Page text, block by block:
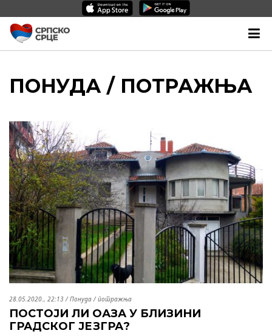
ПОНУДА / ПОТРАЖЊА
28.05.2020., 22:13 /Понуда / потражња
ПОСТОЈИ ЛИ ОАЗА У БЛИЗИНИ
ГРАДСКОГ ЈЕЗГРА?